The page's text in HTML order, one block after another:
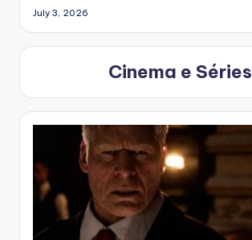
July 3, 2026
Cinema e Séries